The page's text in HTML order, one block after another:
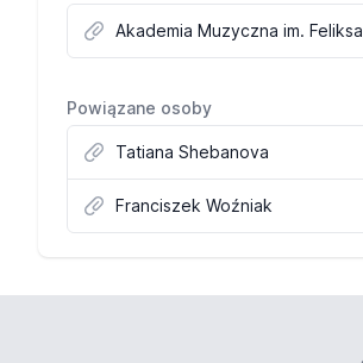
Akademia Muzyczna im.
Powiązane osoby
Tatiana Shebanova
Franciszek Woźniak